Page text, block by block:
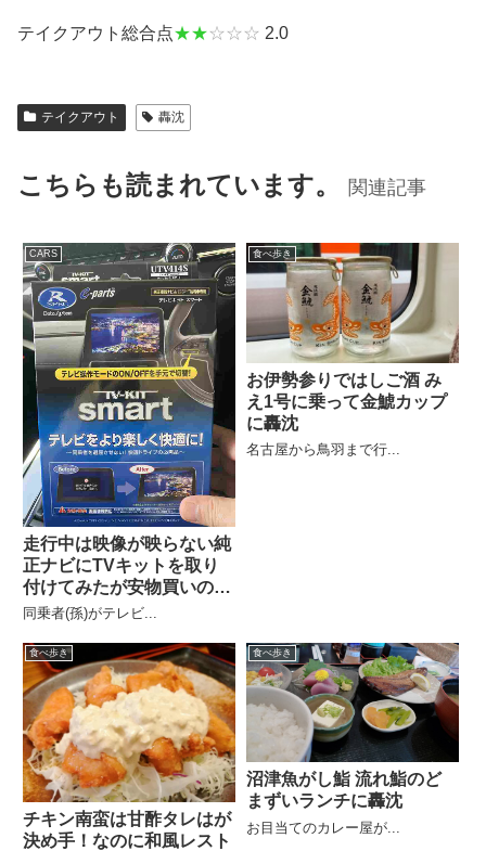
テイクアウト総合点★★☆☆☆ 2.0
テイクアウト 轟沈
こちらも読まれています。 関連記事
CARS
走行中は映像が映らない純
正ナビにTVキットを取り
付けてみたが安物買いの銭
失い
同乗者(孫)がテレビ...
食べ歩き
お伊勢参りではしご酒 み
え1号に乗って金鯱カップ
に轟沈
名古屋から鳥羽まで行...
食べ歩き
チキン南蛮は甘酢タレはが
決め手！なのに和風レスト
食べ歩き
沼津魚がし鮨 流れ鮨のど
まずいランチに轟沈
お目当てのカレー屋が...